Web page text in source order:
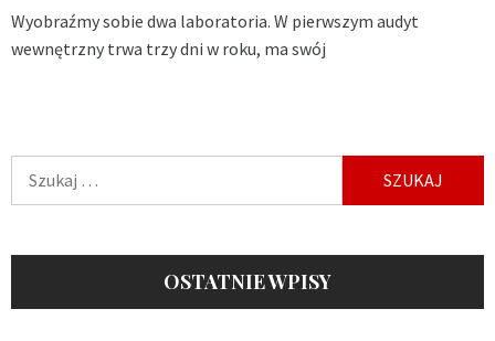
Wyobraźmy sobie dwa laboratoria. W pierwszym audyt
wewnętrzny trwa trzy dni w roku, ma swój
OSTATNIE WPISY